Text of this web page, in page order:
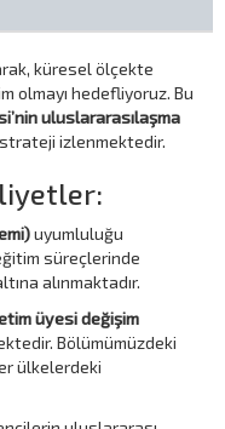
küresel ölçekte
olmayı hedefliyoruz. Bu
uluslararasılaşma
izlenmektedir.
uyumluluğu
süreçlerinde
alınmaktadır.
üyesi değişim
Bölümümüzdeki
ülkelerdeki